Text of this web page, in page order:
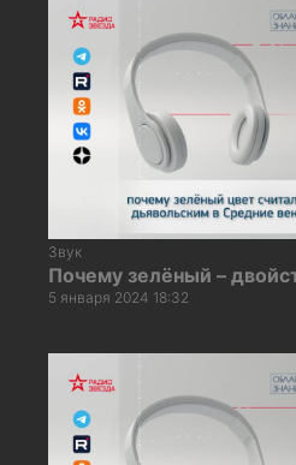
Звук
Почему зелёный –
5 января 2024 18:32